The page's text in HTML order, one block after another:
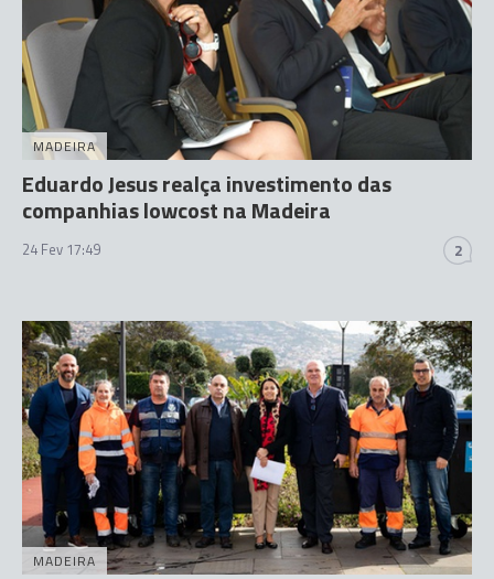
MADEIRA
Eduardo Jesus realça investimento das
companhias lowcost na Madeira
24 Fev 17:49 2
MADEIRA